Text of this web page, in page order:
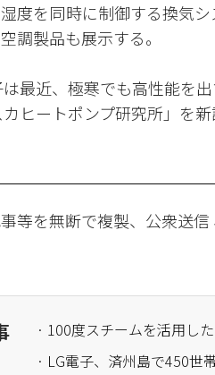
度を同時に制御する換気シ
調製品も展示する。
最近、極寒でも高性能を
ヒートポンプ研究所」を新
等を無断で複製、公衆送信
· 100度スチームを活用し
· LG電子、済州島で450世